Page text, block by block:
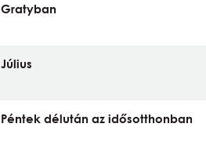
Gratyban
Július
Péntek délután az idősotthonban